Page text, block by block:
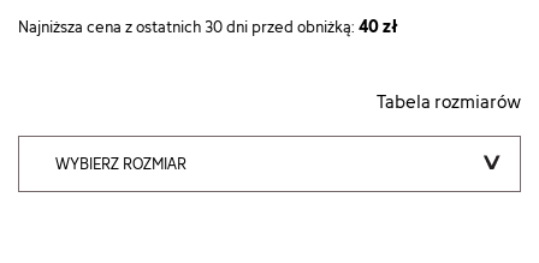
Najniższa cena z ostatnich 30 dni przed obniżką: 40 zł
Tabela rozmiarów
WYBIERZ ROZMIAR